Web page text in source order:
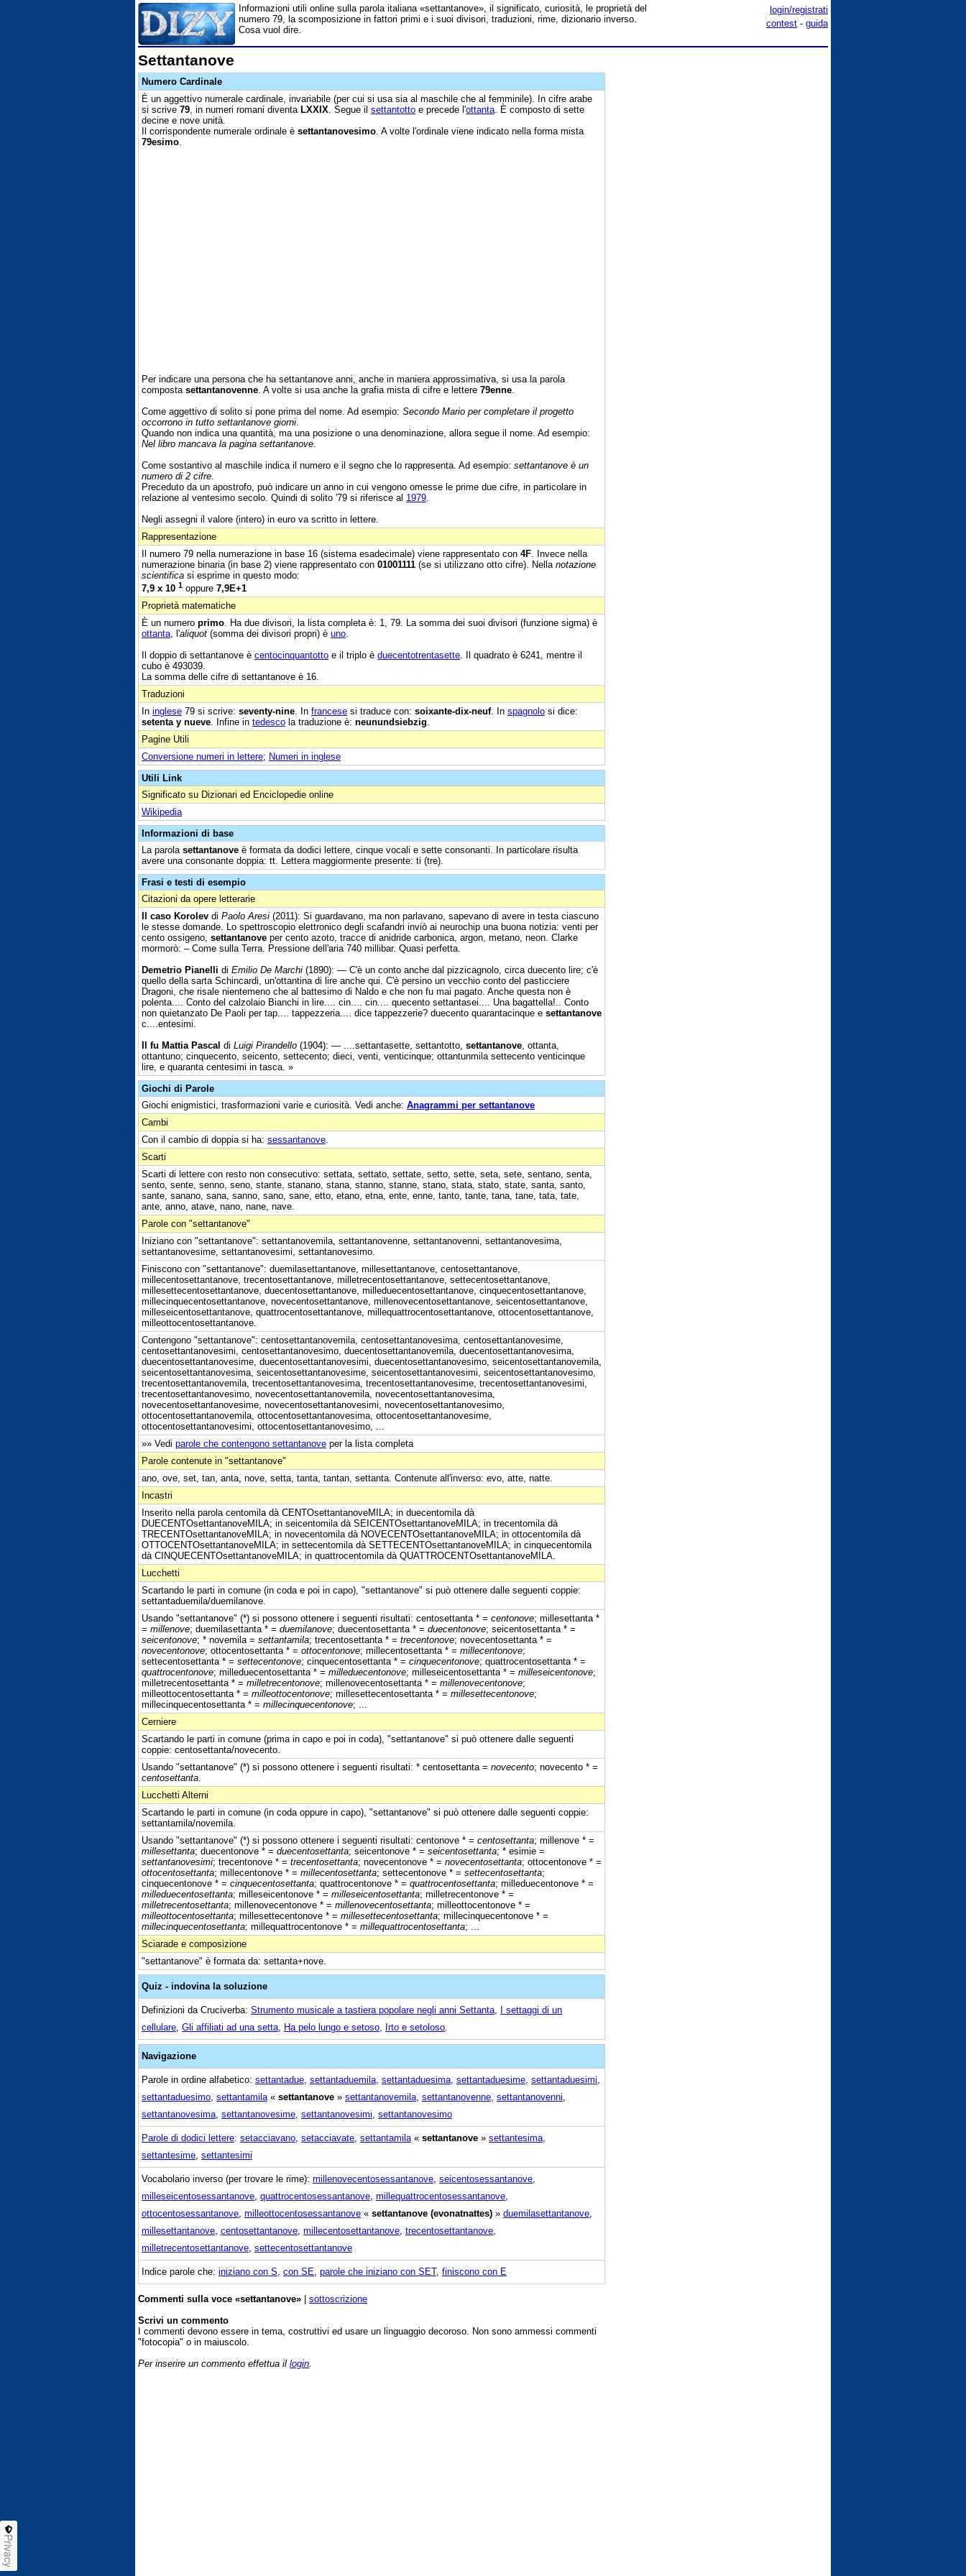
login/registrati
contest - guida
Informazioni utili online sulla parola italiana «settantanove», il significato, curiosità, le proprietà del
numero 79, la scomposizione in fattori primi e i suoi divisori, traduzioni, rime, dizionario inverso.
Cosa vuol dire.
Settantanove
Numero Cardinale
È un aggettivo numerale cardinale, invariabile (per cui si usa sia al maschile che al femminile). In cifre arabe
si scrive 79 , in numeri romani diventa LXXIX . Segue il settantotto e precede l'ottanta . È composto di sette
decine e nove unità.
Il corrispondente numerale ordinale è settantanovesimo . A volte l'ordinale viene indicato nella forma mista
79esimo
Per indicare una persona che ha settantanove anni, anche in maniera approssimativa, si usa la parola
composta settantanovenne . A volte si usa anche la grafia mista di cifre e lettere 79enne
Come aggettivo di solito si pone prima del nome. Ad esempio: Secondo Mario per completare il progetto
occorrono in tutto settantanove giorni
Quando non indica una quantità, ma una posizione o una denominazione, allora segue il nome. Ad esempio:
Nel libro mancava la pagina settantanove
Come sostantivo al maschile indica il numero e il segno che lo rappresenta. Ad esempio: settantanove è un
numero di 2 cifre
Preceduto da un apostrofo, può indicare un anno in cui vengono omesse le prime due cifre, in particolare in
relazione al ventesimo secolo. Quindi di solito '79 si riferisce al 1979
Negli assegni il valore (intero) in euro va scritto in lettere.
Rappresentazione
Il numero 79 nella numerazione in base 16 (sistema esadecimale) viene rappresentato con 4F . Invece nella
numerazione binaria (in base 2) viene rappresentato con 01001111 (se si utilizzano otto cifre). Nella notazione
scientifica si esprime in questo modo:
7,9 x 10 1 oppure 7,9E+1
Proprietà matematiche
È un numero primo . Ha due divisori, la lista completa è: 1, 79. La somma dei suoi divisori (funzione sigma) è
ottanta , l'aliquot (somma dei divisori propri) è uno
Il doppio di settantanove è centocinquantotto e il triplo è duecentotrentasette . Il quadrato è 6241, mentre il
cubo è 493039.
La somma delle cifre di settantanove è 16.
Traduzioni
In inglese 79 si scrive: seventy-nine . In francese si traduce con: soixante-dix-neuf. In spagnolo si dice:
setenta y nueve . Infine in tedesco la traduzione è: neunundsiebzig
Pagine Utili
Conversione numeri in lettere; Numeri in inglese
Utili Link
Significato su Dizionari ed Enciclopedie online
Wikipedia
Informazioni di base
La parola settantanove è formata da dodici lettere, cinque vocali e sette consonanti. In particolare risulta
avere una consonante doppia: tt. Lettera maggiormente presente: ti (tre).
Frasi e testi di esempio
Citazioni da opere letterarie
Il caso Korolev di Paolo Aresi (2011): Si guardavano, ma non parlavano, sapevano di avere in testa ciascuno
le stesse domande. Lo spettroscopio elettronico degli scafandri inviò ai neurochip una buona notizia: venti per
cento ossigeno, settantanove per cento azoto, tracce di anidride carbonica, argon, metano, neon. Clarke
mormorò: – Come sulla Terra. Pressione dell'aria 740 millibar. Quasi perfetta.
Demetrio Pianelli di Emilio De Marchi (1890): — C'è un conto anche dal pizzicagnolo, circa duecento lire; c'è
quello della sarta Schincardi, un'ottantina di lire anche qui. C'è persino un vecchio conto del pasticciere
Dragoni, che risale nientemeno che al battesimo di Naldo e che non fu mai pagato. Anche questa non è
polenta.... Conto del calzolaio Bianchi in lire.... cin.... cin.... quecento settantasei.... Una bagattella!.. Conto
non quietanzato De Paoli per tap.... tappezzeria.... dice tappezzerie? duecento quarantacinque e settantanove
c....entesimi.
Il fu Mattia Pascal di Luigi Pirandello (1904): — ....settantasette, settantotto, settantanove , ottanta,
ottantuno; cinquecento, seicento, settecento; dieci, venti, venticinque; ottantunmila settecento venticinque
lire, e quaranta centesimi in tasca. »
Giochi di Parole
Giochi enigmistici, trasformazioni varie e curiosità. Vedi anche: Anagrammi per settantanove
Cambi
Con il cambio di doppia si ha: sessantanove
Scarti
Scarti di lettere con resto non consecutivo: settata, settato, settate, setto, sette, seta, sete, sentano, senta,
sento, sente, senno, seno, stante, stanano, stana, stanno, stanne, stano, stata, stato, state, santa, santo,
sante, sanano, sana, sanno, sano, sane, etto, etano, etna, ente, enne, tanto, tante, tana, tane, tata, tate,
ante, anno, atave, nano, nane, nave.
Parole con "settantanove"
Iniziano con "settantanove": settantanovemila, settantanovenne, settantanovenni, settantanovesima,
settantanovesime, settantanovesimi, settantanovesimo.
Finiscono con "settantanove": duemilasettantanove, millesettantanove, centosettantanove,
millecentosettantanove, trecentosettantanove, milletrecentosettantanove, settecentosettantanove,
millesettecentosettantanove, duecentosettantanove, milleduecentosettantanove, cinquecentosettantanove,
millecinquecentosettantanove, novecentosettantanove, millenovecentosettantanove, seicentosettantanove,
milleseicentosettantanove, quattrocentosettantanove, millequattrocentosettantanove, ottocentosettantanove,
milleottocentosettantanove.
Contengono "settantanove": centosettantanovemila, centosettantanovesima, centosettantanovesime,
centosettantanovesimi, centosettantanovesimo, duecentosettantanovemila, duecentosettantanovesima,
duecentosettantanovesime, duecentosettantanovesimi, duecentosettantanovesimo, seicentosettantanovemila,
seicentosettantanovesima, seicentosettantanovesime, seicentosettantanovesimi, seicentosettantanovesimo,
trecentosettantanovemila, trecentosettantanovesima, trecentosettantanovesime, trecentosettantanovesimi,
trecentosettantanovesimo, novecentosettantanovemila, novecentosettantanovesima,
novecentosettantanovesime, novecentosettantanovesimi, novecentosettantanovesimo,
ottocentosettantanovemila, ottocentosettantanovesima, ottocentosettantanovesime,
ottocentosettantanovesimi, ottocentosettantanovesimo, ...
»» Vedi parole che contengono settantanove per la lista completa
Parole contenute in "settantanove"
ano, ove, set, tan, anta, nove, setta, tanta, tantan, settanta. Contenute all'inverso: evo, atte, natte.
Incastri
Inserito nella parola centomila dà CENTOsettantanoveMILA; in duecentomila dà
DUECENTOsettantanoveMILA; in seicentomila dà SEICENTOsettantanoveMILA; in trecentomila dà
TRECENTOsettantanoveMILA; in novecentomila dà NOVECENTOsettantanoveMILA; in ottocentomila dà
OTTOCENTOsettantanoveMILA; in settecentomila dà SETTECENTOsettantanoveMILA; in cinquecentomila
dà CINQUECENTOsettantanoveMILA; in quattrocentomila dà QUATTROCENTOsettantanoveMILA.
Lucchetti
Scartando le parti in comune (in coda e poi in capo), "settantanove" si può ottenere dalle seguenti coppie:
settantaduemila/duemilanove.
Usando "settantanove" (*) si possono ottenere i seguenti risultati: centosettanta * = centonove; millesettanta *
= millenove; duemilasettanta * = duemilanove; duecentosettanta * = duecentonove; seicentosettanta * =
seicentonove; * novemila = settantamila; trecentosettanta * = trecentonove; novecentosettanta * =
novecentonove; ottocentosettanta * = ottocentonove; millecentosettanta * = millecentonove;
settecentosettanta * = settecentonove; cinquecentosettanta * = cinquecentonove; quattrocentosettanta * =
quattrocentonove; milleduecentosettanta * = milleduecentonove; milleseicentosettanta * = milleseicentonove;
milletrecentosettanta * = milletrecentonove; millenovecentosettanta * = millenovecentonove;
milleottocentosettanta * = milleottocentonove; millesettecentosettanta * = millesettecentonove;
millecinquecentosettanta * = millecinquecentonove; ...
Cerniere
Scartando le parti in comune (prima in capo e poi in coda), "settantanove" si può ottenere dalle seguenti
coppie: centosettanta/novecento.
Usando "settantanove" (*) si possono ottenere i seguenti risultati: * centosettanta = novecento; novecento * =
centosettanta
Lucchetti Alterni
Scartando le parti in comune (in coda oppure in capo), "settantanove" si può ottenere dalle seguenti coppie:
settantamila/novemila.
Usando "settantanove" (*) si possono ottenere i seguenti risultati: centonove * = centosettanta; millenove * =
millesettanta; duecentonove * = duecentosettanta; seicentonove * = seicentosettanta; * esimie =
settantanovesimi; trecentonove * = trecentosettanta; novecentonove * = novecentosettanta; ottocentonove * =
ottocentosettanta; millecentonove * = millecentosettanta; settecentonove * = settecentosettanta;
cinquecentonove * = cinquecentosettanta; quattrocentonove * = quattrocentosettanta; milleduecentonove * =
milleduecentosettanta; milleseicentonove * = milleseicentosettanta; milletrecentonove * =
milletrecentosettanta; millenovecentonove * = millenovecentosettanta; milleottocentonove * =
milleottocentosettanta; millesettecentonove * = millesettecentosettanta; millecinquecentonove * =
millecinquecentosettanta; millequattrocentonove * = millequattrocentosettanta; ...
Sciarade e composizione
"settantanove" è formata da: settanta+nove.
Quiz - indovina la soluzione
Definizioni da Cruciverba: Strumento musicale a tastiera popolare negli anni Settanta I settaggi di un
cellulare Gli affiliati ad una setta Ha pelo lungo e setoso Irto e setoloso
Navigazione
Parole in ordine alfabetico: settantadue settantaduemila settantaduesima settantaduesime settantaduesimi
settantaduesimo settantamila « settantanove » settantanovemila settantanovenne settantanovenni
settantanovesima settantanovesime settantanovesimi settantanovesimo
Parole di dodici lettere: setacciavano setacciavate settantamila « settantanove » settantesima
settantesime settantesimi
Vocabolario inverso (per trovare le rime): millenovecentosessantanove seicentosessantanove
milleseicentosessantanove quattrocentosessantanove millequattrocentosessantanove
ottocentosessantanove milleottocentosessantanove « settantanove (evonatnattes) » duemilasettantanove
millesettantanove centosettantanove millecentosettantanove trecentosettantanove
milletrecentosettantanove settecentosettantanove
Indice parole che: iniziano con S con SE parole che iniziano con SET, finiscono con E
Commenti sulla voce «settantanove» | sottoscrizione
Scrivi un commento
I commenti devono essere in tema, costruttivi ed usare un linguaggio decoroso. Non sono ammessi commenti
"fotocopia" o in maiuscolo.
Per inserire un commento effettua il login
Privacy